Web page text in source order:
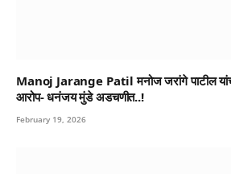
Manoj Jarange Patil मनोज जरांगे पाटील
आरोप- धनंजय मुंडे अडचणीत..!
February 19, 2026